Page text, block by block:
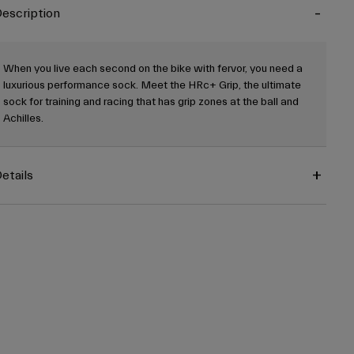
When you live each second on the bike with fervor, you need a
luxurious performance sock. Meet the HRc+ Grip, the ultimate
sock for training and racing that has grip zones at the ball and
Achilles.